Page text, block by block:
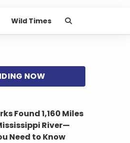
Wild Times
Found 1,160 Miles
River—
Need to Know